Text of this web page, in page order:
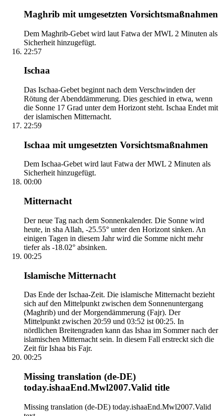
Maghrib mit umgesetzten Vorsichtsmaßnahmen
Dem Maghrib-Gebet wird laut Fatwa der MWL 2 Minuten als
Sicherheit hinzugefügt.
22:57
Ischaa
Das Ischaa-Gebet beginnt nach dem Verschwinden der
Rötung der Abenddämmerung. Dies geschied in etwa, wenn
die Sonne 17 Grad unter dem Horizont steht. Ischaa Endet mit
der islamischen Mitternacht.
22:59
Ischaa mit umgesetzten Vorsichtsmaßnahmen
Dem Ischaa-Gebet wird laut Fatwa der MWL 2 Minuten als
Sicherheit hinzugefügt.
00:00
Mitternacht
Der neue Tag nach dem Sonnenkalender. Die Sonne wird
heute, in sha Allah, -25.55° unter den Horizont sinken. An
einigen Tagen in diesem Jahr wird die Somme nicht mehr
tiefer als -18.02° absinken.
00:25
Islamische Mitternacht
Das Ende der Ischaa-Zeit. Die islamische Mitternacht bezieht
sich auf den Mittelpunkt zwischen dem Sonnenuntergang
(Maghrib) und der Morgendämmerung (Fajr). Der
Mittelpunkt zwischen 20:59 und 03:52 ist 00:25. In
nördlichen Breitengraden kann das Ishaa im Sommer nach der
islamischen Mitternacht sein. In diesem Fall erstreckt sich die
Zeit für Ishaa bis Fajr.
00:25
Missing translation (de-DE)
today.ishaaEnd.Mwl2007.Valid title
Missing translation (de-DE) today.ishaaEnd.Mwl2007.Valid